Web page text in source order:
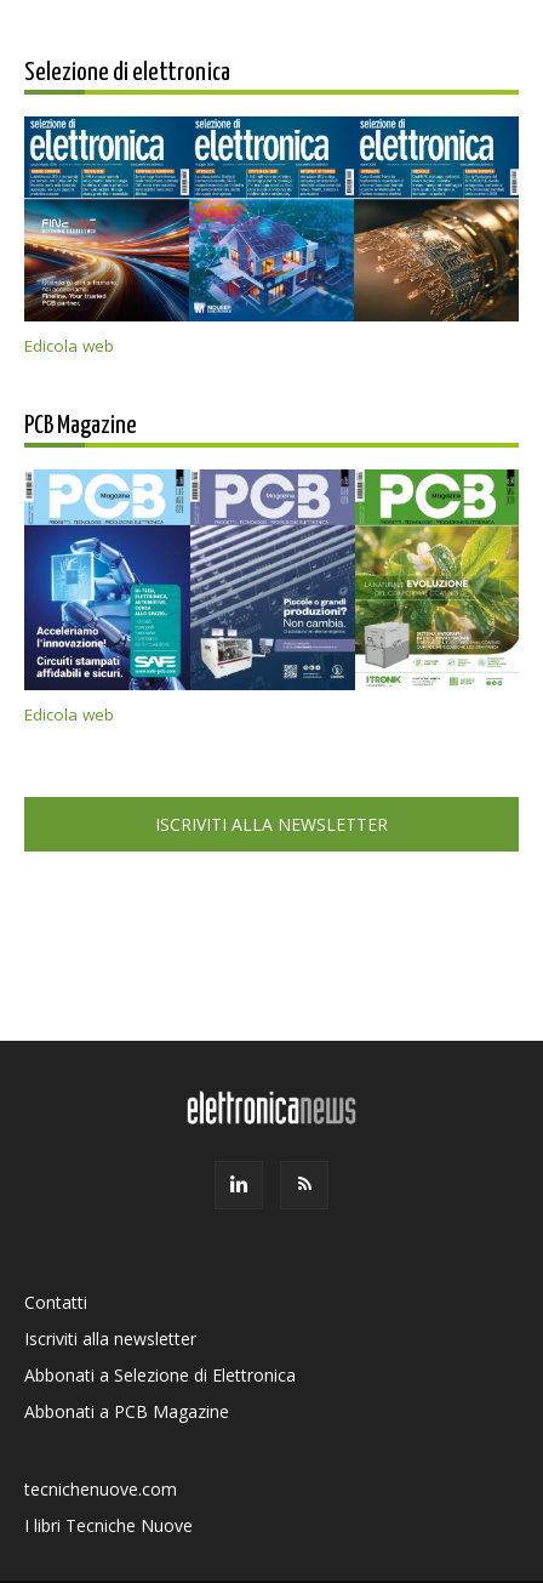
Selezione di elettronica
Edicola web
PCB Magazine
Edicola web
ISCRIVITI ALLA NEWSLETTER
Contatti
Iscriviti alla newsletter
Abbonati a Selezione di Elettronica
Abbonati a PCB Magazine
tecnichenuove.com
I libri Tecniche Nuove